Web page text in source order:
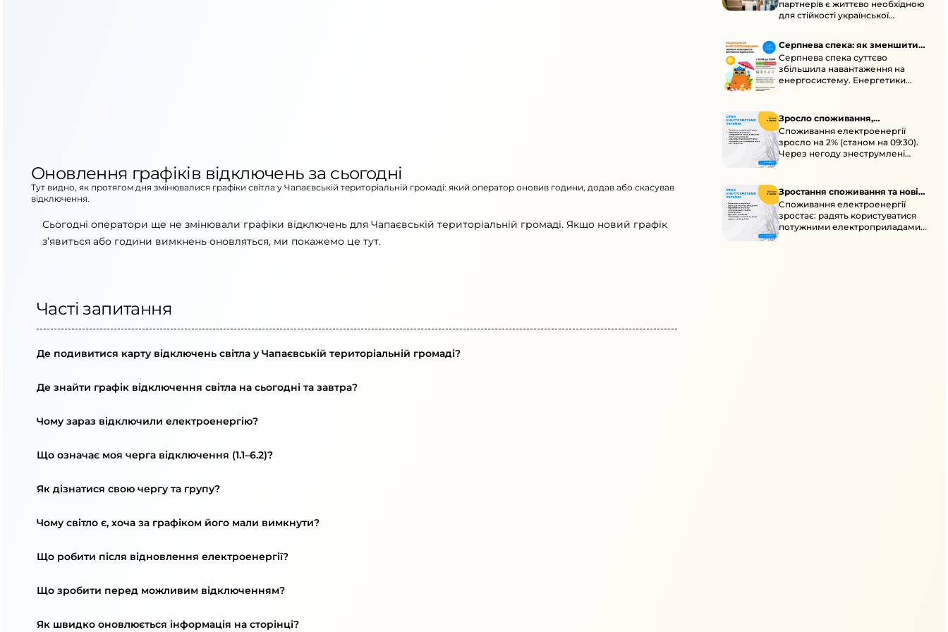
Оновлення графіків відключень за сьогодні
Тут видно, як протягом дня змінювалися графіки світла у Чапаєвській територіальній громаді: який оператор оновив години, додав або скасував
відключення.
Сьогодні оператори ще не змінювали графіки відключень для Чапаєвській територіальній громаді. Якщо новий графік
з’явиться або години вимкнень оновляться, ми покажемо це тут.
Часті запитання
Де подивитися карту відключень світла у Чапаєвській територіальній громаді?
Де знайти графік відключення світла на сьогодні та завтра?
Чому зараз відключили електроенергію?
Що означає моя черга відключення (1.1–6.2)?
Як дізнатися свою чергу та групу?
Чому світло є, хоча за графіком його мали вимкнути?
Що робити після відновлення електроенергії?
Що зробити перед можливим відключенням?
Як швидко оновлюється інформація на сторінці?
енергосистеми
партнерів є життєво необхідною
для стійкості української
наступної зими.
Серпнева спека: як зменшити
навантаження
Серпнева спека суттєво
збільшила навантаження на
енергосистему. Енергетики
ощадливо споживати.
Зросло споживання,
знеструмлення через негоду й
атаки
Споживання електроенергії
зросло на 2% (станом на 09:30).
Через негоду знеструмлені
понад 70 населених пунктів.
електроприлади вдень.
Зростання споживання та нові
знеструмлення
Споживання електроенергії
зростає: радять користуватися
потужними електроприладами з
10:00 до 16:00 та ощадливо з 17:00